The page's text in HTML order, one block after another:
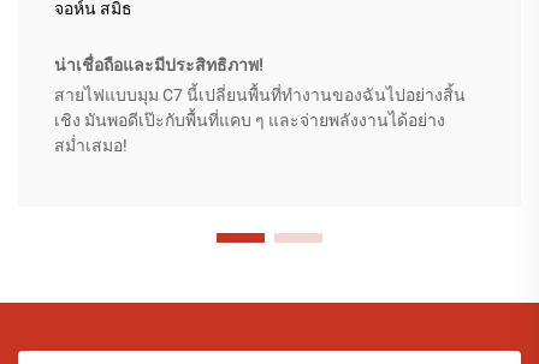
จอห์น สมิธ
น่าเชื่อถือและมีประสิทธิภาพ!
สายไฟแบบมุม C7 นี้เปลี่ยนพื้นที่ทำงานของฉันไปอย่างสิ้น
เชิง มันพอดีเป๊ะกับพื้นที่แคบ ๆ และจ่ายพลังงานได้อย่าง
สม่ำเสมอ!